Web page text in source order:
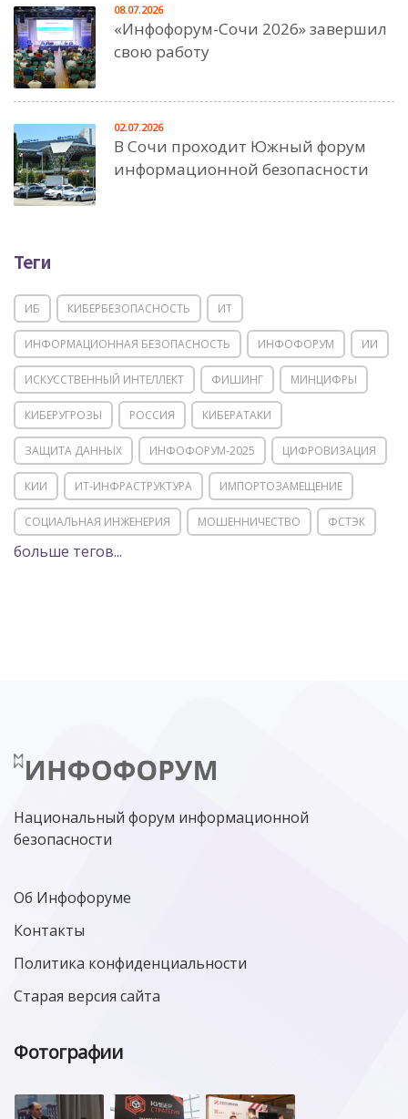
«Инфофорум-Сочи 2026» завершил
свою работу
08.07.2026
В Сочи проходит Южный форум
информационной безопасности
02.07.2026
Теги
ИБ КИБЕРБЕЗОПАСНОСТЬ ИТ
ИНФОРМАЦИОННАЯ БЕЗОПАСНОСТЬ ИНФОФОРУМ ИИ
ИСКУССТВЕННЫЙ ИНТЕЛЛЕКТ ФИШИНГ МИНЦИФРЫ
КИБЕРУГРОЗЫ РОССИЯ КИБЕРАТАКИ
ЗАЩИТА ДАННЫХ ИНФОФОРУМ-2025 ЦИФРОВИЗАЦИЯ
КИИ ИТ-ИНФРАСТРУКТУРА ИМПОРТОЗАМЕЩЕНИЕ
СОЦИАЛЬНАЯ ИНЖЕНЕРИЯ МОШЕННИЧЕСТВО ФСТЭК
POSITIVE TECHNOLOGIES
МИНЦИФРЫ РОССИИ NGFW
больше тегов...
Национальный форум информационной
безопасности
Об Инфофоруме
Контакты
Политика конфиденциальности
Старая версия сайта
Фотографии